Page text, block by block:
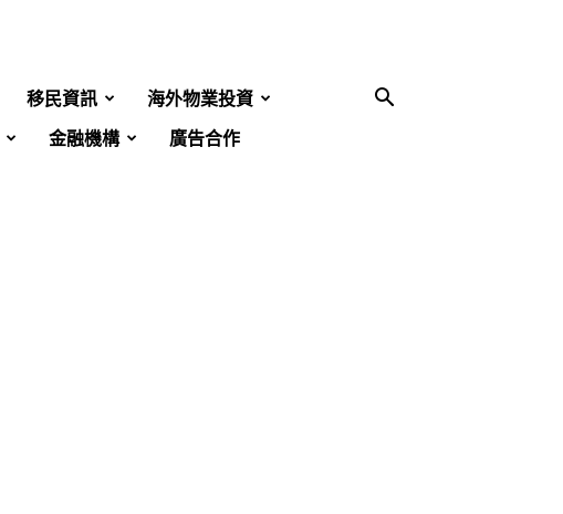
移民資訊
海外物業投資
金融機構 廣告合作